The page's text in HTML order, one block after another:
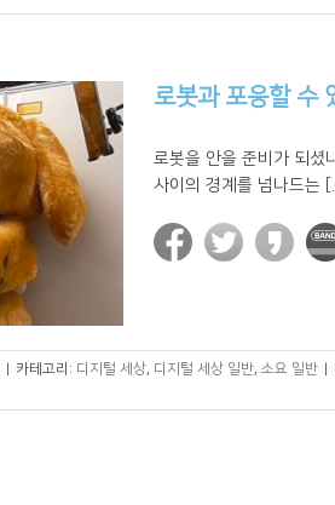
로봇과 포응할 수
로봇을 안을 준비가 되셨
사이의 경계를 넘나드는
| 카테고리: 디지털 세상, 디지털 세상 일반, 소요 일반 |